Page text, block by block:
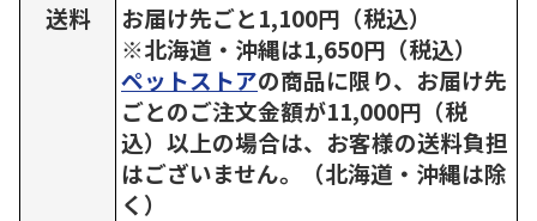
送料
お届け先ごと1,100円（税込）
※北海道・沖縄は1,650円（税込）
ペットストアの商品に限り、お届け先
ごとのご注文金額が11,000円（税
込）以上の場合は、お客様の送料負担
はございません。（北海道・沖縄は除
く）